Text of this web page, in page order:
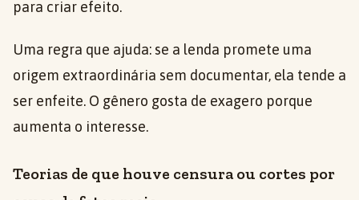
para criar efeito.
Uma regra que ajuda: se a lenda promete uma
origem extraordinária sem documentar, ela tende a
ser enfeite. O gênero gosta de exagero porque
aumenta o interesse.
Teorias de que houve censura ou cortes por